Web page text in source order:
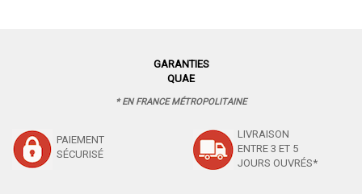
GARANTIES
QUAE
* EN FRANCE MÉTROPOLITAINE
PAIEMENT
SÉCURISÉ
LIVRAISON
ENTRE 3 ET 5
JOURS OUVRÉS*